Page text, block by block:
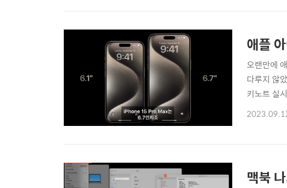
애플
오랜만에
다루지 않
키노트 실
매우 궁금
맥북